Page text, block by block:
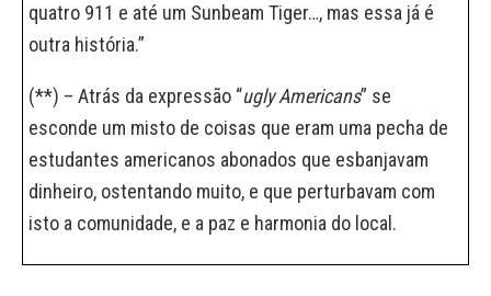
quatro 911 e até um Sunbeam Tiger…, mas essa já é
outra história.”
(**) – Atrás da expressão “ugly Americans” se
esconde um misto de coisas que eram uma pecha de
estudantes americanos abonados que esbanjavam
dinheiro, ostentando muito, e que perturbavam com
isto a comunidade, e a paz e harmonia do local.